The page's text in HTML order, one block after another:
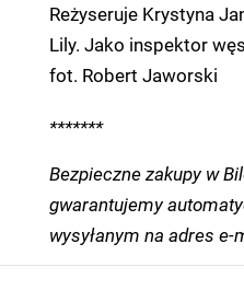
Reżyseruje Krystyna
Lily. Jako inspektor
fot. Robert Jaworski
*******
Bezpieczne zakupy w
gwarantujemy
wysyłanym na adres e-